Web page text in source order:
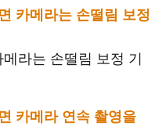
카메라는 손떨림 보정
라는 손떨림 보정 기
카메라 연속 촬영을